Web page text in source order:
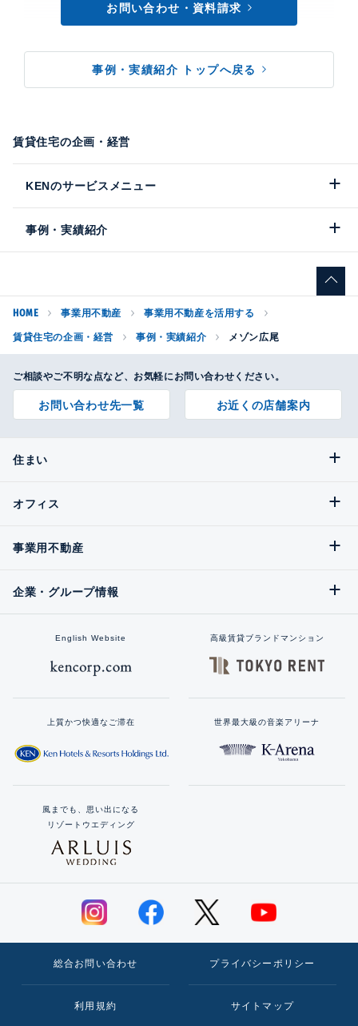
お問い合わせ・資料請求
事例・実績紹介 トップへ戻る
賃貸住宅の企画・経営
KENのサービスメニュー
事例・実績紹介
HOME 事業用不動産 事業用不動産を活用する
賃貸住宅の企画・経営 事例・実績紹介 メゾン広尾
ご相談やご不明な点など、お気軽にお問い合わせください。
お問い合わせ先一覧 お近くの店舗案内
住まい
オフィス
事業用不動産
企業・グループ情報
English Website 高級賃貸ブランドマンション
上質かつ快適なご滞在 世界最大級の音楽アリーナ
風までも、思い出になる
リゾートウエディング
総合お問い合わせ プライバシーポリシー
利用規約 サイトマップ